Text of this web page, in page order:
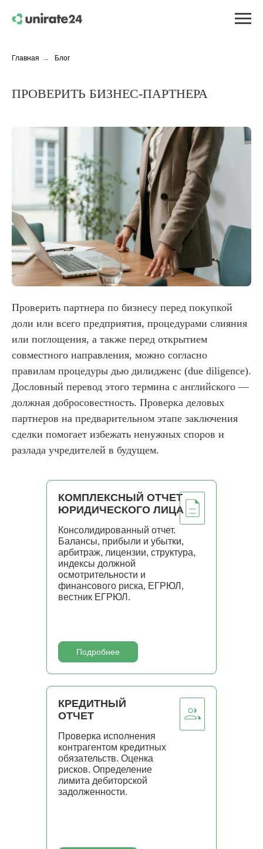
Главная → Блог
ПРОВЕРИТЬ БИЗНЕС-ПАРТНЕРА
Проверить партнера по бизнесу перед покупкой
доли или всего предприятия, процедурами слияния
или поглощения, а также перед открытием
совместного направления, можно согласно
правилам процедуры дью дилидженс (due diligence).
Дословный перевод этого термина с английского —
должная добросовестность. Проверка деловых
партнеров на предварительном этапе заключения
сделки помогает избежать ненужных споров и
разлада учредителей в будущем.
КОМПЛЕКСНЫЙ ОТЧЕТ
ЮРИДИЧЕСКОГО ЛИЦА
Консолидированный отчет.
Балансы, прибыли и убытки,
арбитраж, лицензии, структура,
индексы должной
осмотрительности и
финансового риска, ЕГРЮЛ,
вестник ЕГРЮЛ.
Подробнее
КРЕДИТНЫЙ
ОТЧЕТ
Проверка исполнения
контрагентом кредитных
обязательств. Оценка
рисков. Определение
лимита дебиторской
задолженности.